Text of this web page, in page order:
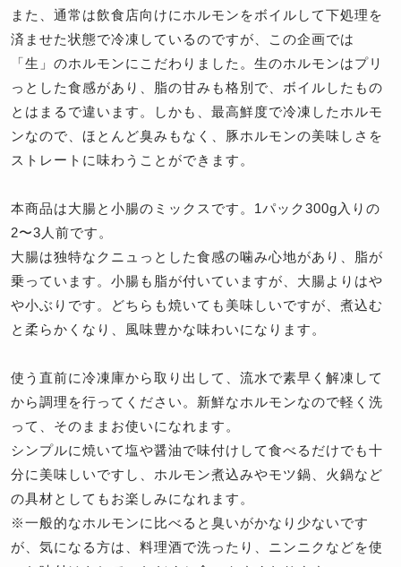
また、通常は飲食店向けにホルモンをボイルして下処理を
済ませた状態で冷凍しているのですが、この企画では
「生」のホルモンにこだわりました。生のホルモンはプリ
っとした食感があり、脂の甘みも格別で、ボイルしたもの
とはまるで違います。しかも、最高鮮度で冷凍したホルモ
ンなので、ほとんど臭みもなく、豚ホルモンの美味しさを
ストレートに味わうことができます。
本商品は大腸と小腸のミックスです。1パック300g入りの
2〜3人前です。
大腸は独特なクニュっとした食感の噛み心地があり、脂が
乗っています。小腸も脂が付いていますが、大腸よりはや
や小ぶりです。どちらも焼いても美味しいですが、煮込む
と柔らかくなり、風味豊かな味わいになります。
使う直前に冷凍庫から取り出して、流水で素早く解凍して
から調理を行ってください。新鮮なホルモンなので軽く洗
って、そのままお使いになれます。
シンプルに焼いて塩や醤油で味付けして食べるだけでも十
分に美味しいですし、ホルモン煮込みやモツ鍋、火鍋など
の具材としてもお楽しみになれます。
※一般的なホルモンに比べると臭いがかなり少ないです
が、気になる方は、料理酒で洗ったり、ニンニクなどを使